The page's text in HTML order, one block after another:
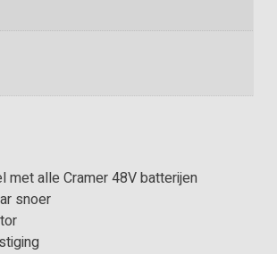
met alle Cramer 48V batterijen
snoer